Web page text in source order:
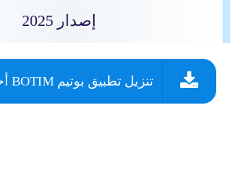
إصدار 2025
تنزيل تطبيق بوتيم BOTIM أحدث إصدار